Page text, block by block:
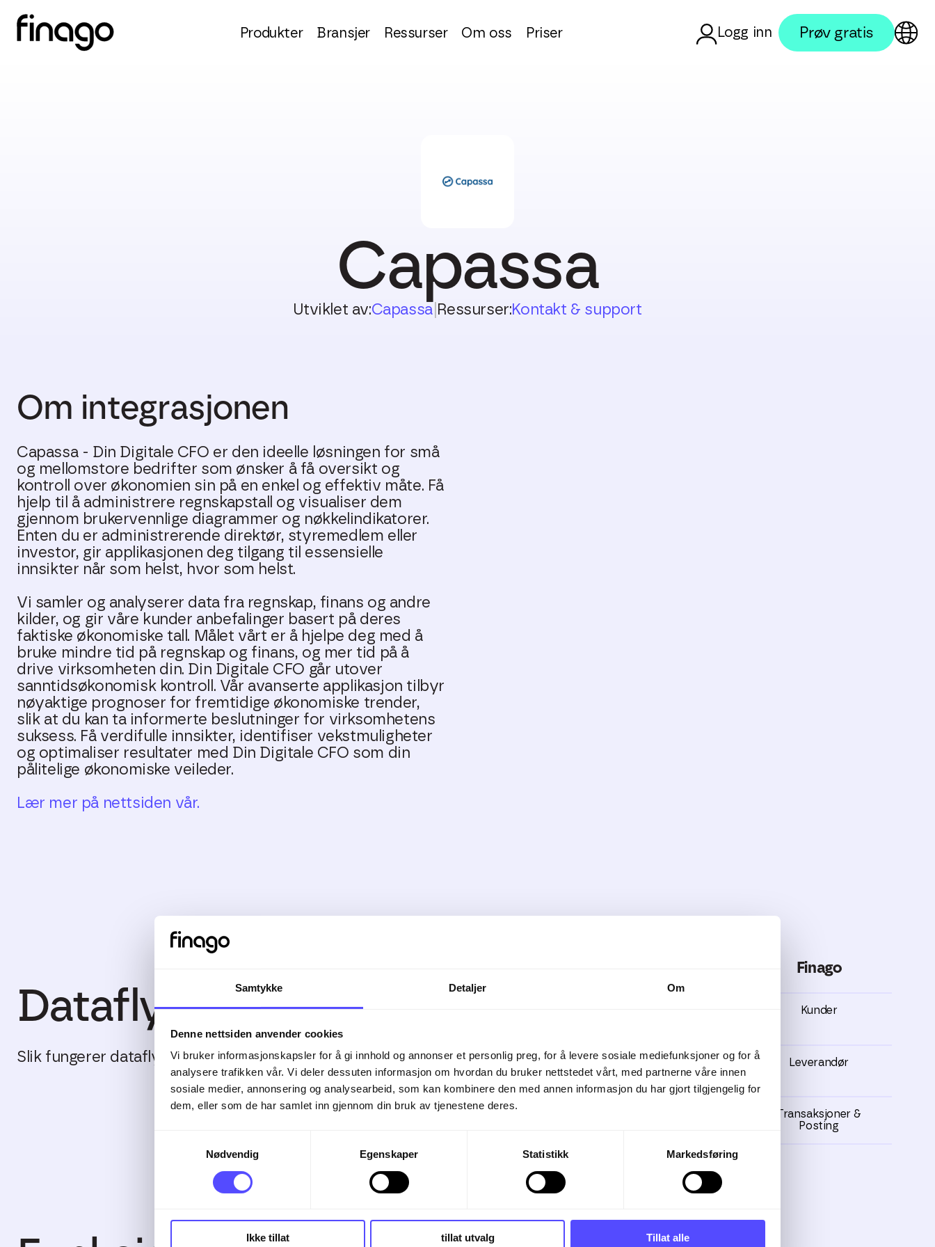
Samtykke Detaljer Om
Denne nettsiden anvender cookies
Vi bruker informasjonskapsler for å gi innhold og annonser et personlig preg, for å levere sosiale mediefunksjoner og for å
analysere trafikken vår. Vi deler dessuten informasjon om hvordan du bruker nettstedet vårt, med partnerne våre innen
sosiale medier, annonsering og analysearbeid, som kan kombinere den med annen informasjon du har gjort tilgjengelig for
dem, eller som de har samlet inn gjennom din bruk av tjenestene deres.
Nødvendig
Egenskaper Statistikk Markedsføring
Ikke tillat tillat utvalg Tillat alle
Produkter Bransjer Ressurser Om oss Priser Logg inn Prøv gratis
Capassa
Utviklet av:Capassa| Ressurser:Kontakt & support
Om integrasjonen
Capassa - Din Digitale CFO er den ideelle løsningen for små
og mellomstore bedrifter som ønsker å få oversikt og
kontroll over økonomien sin på en enkel og effektiv måte. Få
hjelp til å administrere regnskapstall og visualiser dem
gjennom brukervennlige diagrammer og nøkkelindikatorer.
Enten du er administrerende direktør, styremedlem eller
investor, gir applikasjonen deg tilgang til essensielle
innsikter når som helst, hvor som helst.
Vi samler og analyserer data fra regnskap, finans og andre
kilder, og gir våre kunder anbefalinger basert på deres
faktiske økonomiske tall. Målet vårt er å hjelpe deg med å
bruke mindre tid på regnskap og finans, og mer tid på å
drive virksomheten din. Din Digitale CFO går utover
sanntidsøkonomisk kontroll. Vår avanserte applikasjon tilbyr
nøyaktige prognoser for fremtidige økonomiske trender,
slik at du kan ta informerte beslutninger for virksomhetens
suksess. Få verdifulle innsikter, identifiser vekstmuligheter
og optimaliser resultater med Din Digitale CFO som din
pålitelige økonomiske veileder.
Lær mer på nettsiden vår.
Dataflyt
Slik fungerer dataflyten mellom Capassa og Finago.
Finago
Kunder
← Leverandør
Transaksjoner &
Posting